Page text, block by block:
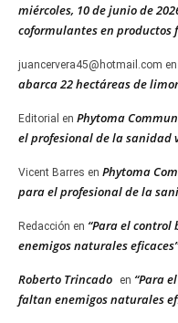
miércoles, 10 de junio de
coformulantes en
juancervera45@hotmail.com en
abarca 22 hectáreas de
Editorial en Phytoma
el profesional de la sanidad
Vicent Barres en Phytoma
para el profesional de la
Redacción en “Para el
enemigos naturales eficaces”
Roberto Trincado en “Para
faltan enemigos naturales